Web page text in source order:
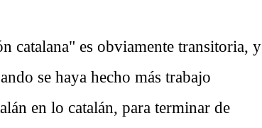
catalana" es obviamente transitoria, y
se haya hecho más trabajo
en lo catalán, para terminar de